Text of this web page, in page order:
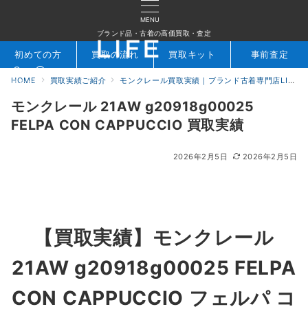
MENU
ブランド品・古着の高価買取・査定
検索 お問合せ
初めての方 買取の流れ 買取キット 事前査定
HOME 買取実績ご紹介 モンクレール買取実績｜ブランド古着専門店LIFE
モンクレール 21AW g20918g00025
FELPA CON CAPPUCCIO 買取実績
2026年2月5日 2026年2月5日
【買取実績】 モンクレール
21AW g20918g00025 FELPA
CON CAPPUCCIO フェルパ コ